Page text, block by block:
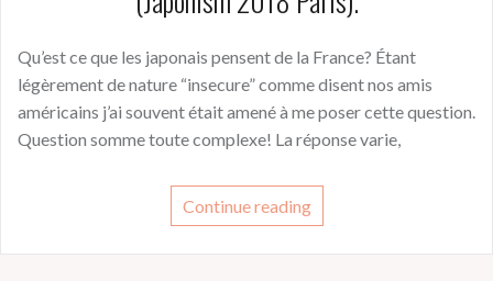
Qu’est ce que les japonais pensent de la France? Étant
légèrement de nature “insecure” comme disent nos amis
américains j’ai souvent était amené à me poser cette question.
Question somme toute complexe! La réponse varie,
Continue reading